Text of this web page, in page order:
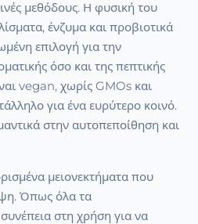
μεθόδους. Η φυσική του
ένζυμα και προβιοτικά
επιλογή για την
όσο και της πεπτικής
vegan, χωρίς GMOs και
για ένα ευρύτερο κοινό.
στην αυτοπεποίθηση και
μειονεκτήματα που
Όπως όλα τα
στη χρήση για να